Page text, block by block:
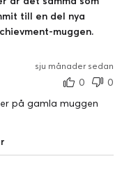
till en del nya
muggen.
sju månader sedan
0
0
på gamla muggen